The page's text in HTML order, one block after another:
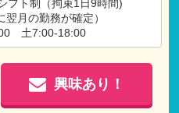
で）（6カ月単位支給）
フト制（拘束1日9時間)
月の勤務が確定）
土7:00-18:00
興味あり！